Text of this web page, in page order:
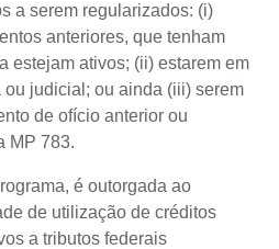
a serem regularizados: (i)
anteriores, que tenham
estejam ativos; (ii) estarem em
judicial; ou ainda (iii) serem
de ofício anterior ou
MP 783.
é outorgada ao
de utilização de créditos
a tributos federais